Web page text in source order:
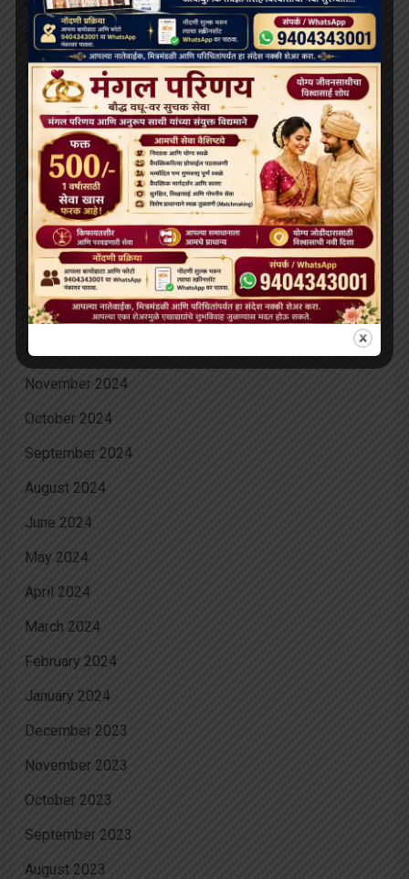
September 2025
August 2025
July 2025
June 2025
May 2025
April 2025
March 2025
February 2025
January 2025
December 2024
November 2024
October 2024
September 2024
August 2024
June 2024
May 2024
April 2024
March 2024
February 2024
January 2024
December 2023
November 2023
October 2023
September 2023
August 2023